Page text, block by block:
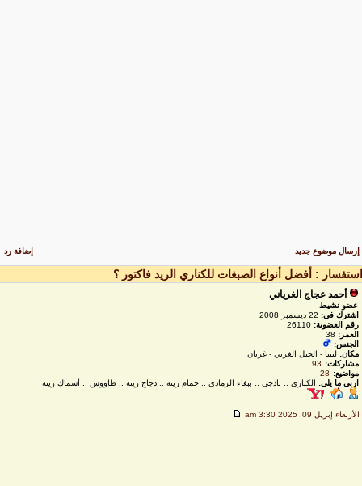
إرسال موضوع جديد إضافة رد
: أفضل أنواع الصبغات للكناري الريد فاكتور ؟
أحمد عجاج الغرياني
عضو نشيط
اشترك في:22 ديسمبر 2008
رقم العضوية:26110
العمر: 38
الجنس:
مكان:ليبيا - الجبل الغربي - غريان
مشاركات:
93
مواضيع:
28
اربي ما يلي:الكناري .. بادجي .. ببغاء الرمادي .. حمام زينة .. دجاج زينة .. طاووس .. أسماك زينة
الأربعاء إبريل 09, 2025 3:30 am